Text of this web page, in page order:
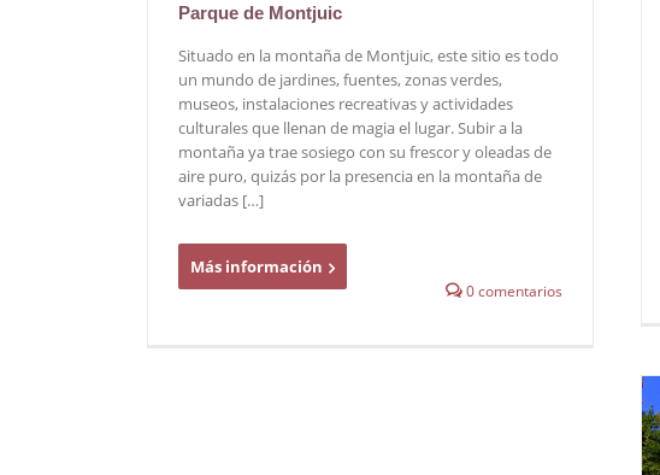
Parque de Montjuic
Situado en la montaña de Montjuic, este sitio es todo
un mundo de jardines, fuentes, zonas verdes,
museos, instalaciones recreativas y actividades
culturales que llenan de magia el lugar. Subir a la
montaña ya trae sosiego con su frescor y oleadas de
aire puro, quizás por la presencia en la montaña de
variadas […]
Más información
0 comentarios